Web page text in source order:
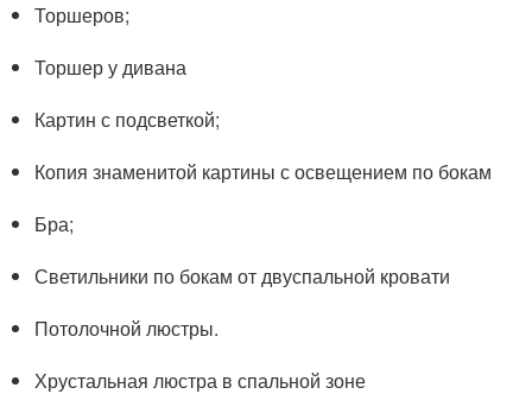
Торшеров;
Торшер у дивана
Картин с подсветкой;
Копия знаменитой картины с освещением по бокам
Бра;
Светильники по бокам от двуспальной кровати
Потолочной люстры.
Хрустальная люстра в спальной зоне